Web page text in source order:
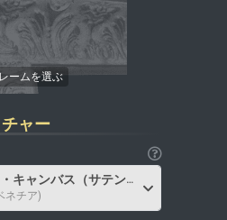
ャー
キャンバス（サテン）
ネチア)